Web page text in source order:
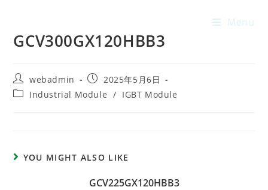
Menu
GCV300GX120HBB3
webadmin
2025年5月6日
Industrial Module / IGBT Module
YOU MIGHT ALSO LIKE
GCV225GX120HBB3